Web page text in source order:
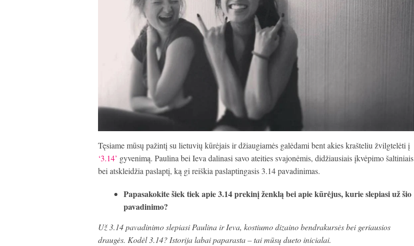
Tęsiame mūsų pažintį su lietuvių kūrėjais ir džiaugiamės galėdami bent akies krašteliu žvilgtelėti į
‘3.14’ gyvenimą. Paulina bei Ieva dalinasi savo ateities svajonėmis, didžiausiais įkvėpimo šaltiniais
bei atskleidžia paslaptį, ką gi reiškia paslaptingasis 3.14 pavadinimas.
Papasakokite šiek tiek apie 3.14 prekinį ženklą bei apie kūrėjus, kurie slepiasi už šio
pavadinimo?
Už 3.14 pavadinimo slepiasi Paulina ir Ieva, kostiumo dizaino bendrakursės bei geriausios
draugės. Kodėl 3.14? Istorija labai paparasta – tai mūsų dueto inicialai.